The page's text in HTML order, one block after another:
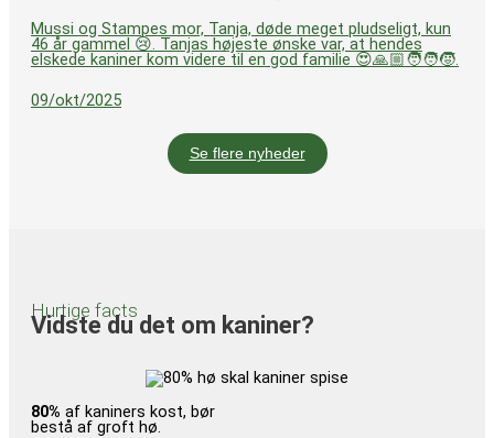
Mussi og Stampes mor, Tanja, døde meget pludseligt, kun
46 år gammel 😢. Tanjas højeste ønske var, at hendes
elskede kaniner kom videre til en god familie 😍🙏🏼🧑‍🧑‍🧒.
09/okt/2025
Se flere nyheder
Hurtige facts
Vidste du det om kaniner?
80% af kaniners kost, bør
bestå af groft hø.